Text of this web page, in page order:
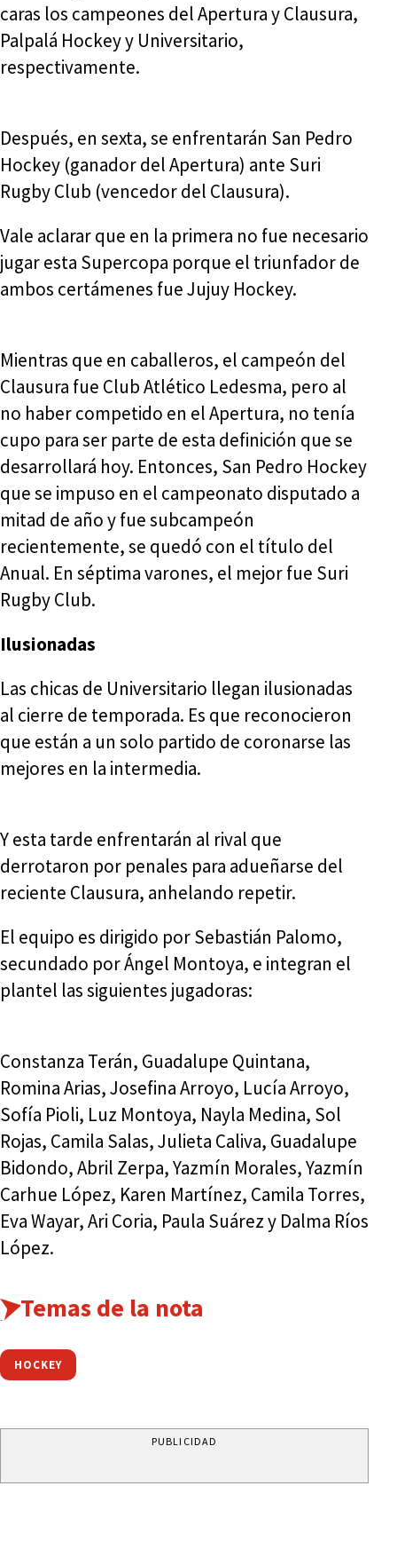
caras los campeones del Apertura y Clausura,
Palpalá Hockey y Universitario,
respectivamente.
Después, en sexta, se enfrentarán San Pedro
Hockey (ganador del Apertura) ante Suri
Rugby Club (vencedor del Clausura).
Vale aclarar que en la primera no fue necesario
jugar esta Supercopa porque el triunfador de
ambos certámenes fue Jujuy Hockey.
Mientras que en caballeros, el campeón del
Clausura fue Club Atlético Ledesma, pero al
no haber competido en el Apertura, no tenía
cupo para ser parte de esta definición que se
desarrollará hoy. Entonces, San Pedro Hockey
que se impuso en el campeonato disputado a
mitad de año y fue subcampeón
recientemente, se quedó con el título del
Anual. En séptima varones, el mejor fue Suri
Rugby Club.
Ilusionadas
Las chicas de Universitario llegan ilusionadas
al cierre de temporada. Es que reconocieron
que están a un solo partido de coronarse las
mejores en la intermedia.
Y esta tarde enfrentarán al rival que
derrotaron por penales para adueñarse del
reciente Clausura, anhelando repetir.
El equipo es dirigido por Sebastián Palomo,
secundado por Ángel Montoya, e integran el
plantel las siguientes jugadoras:
Constanza Terán, Guadalupe Quintana,
Romina Arias, Josefina Arroyo, Lucía Arroyo,
Sofía Pioli, Luz Montoya, Nayla Medina, Sol
Rojas, Camila Salas, Julieta Caliva, Guadalupe
Bidondo, Abril Zerpa, Yazmín Morales, Yazmín
Carhue López, Karen Martínez, Camila Torres,
Eva Wayar, Ari Coria, Paula Suárez y Dalma Ríos
López.
Temas de la nota
HOCKEY
PUBLICIDAD